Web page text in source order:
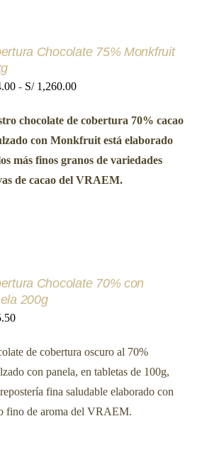
Chocolate 75% Monkfruit
- S/1,260.00Rango
precios:
desde
S/ 94.00
hasta
chocolate de cobertura 70% cacao
con Monkfruit está elaborado
más finos granos de variedades
de cacao del VRAEM.
Chocolate 70% con
200g
de cobertura oscuro al 70%
con panela, en tabletas de 100g,
fina saludable elaborado con
fino de aroma del VRAEM.